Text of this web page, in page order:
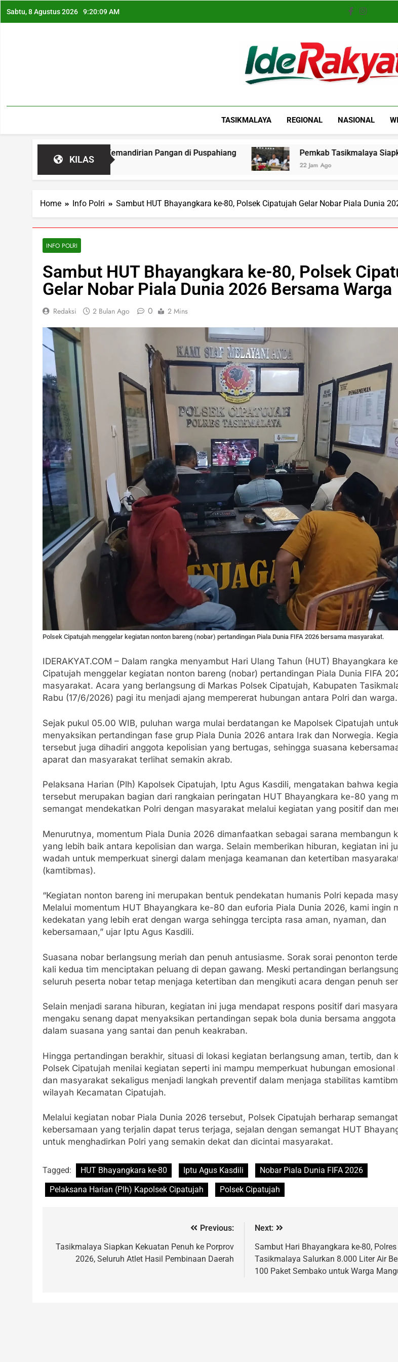
Sabtu, 8 Agustus 2026 9:20:10 AM
Iderakyat.com
TASIKMALAYA REGIONAL NASIONAL
KILAS
Jalan Kemandirian Pangan di Puspahiang Pemkab Tasikmalaya Siapkan Strategi
22 Jam Ago
Home Info Polri Sambut HUT Bhayangkara ke-80, Polsek Cipatujah Gelar Nobar Piala Dunia
INFO POLRI
Sambut HUT Bhayangkara ke-80, Polsek
Gelar Nobar Piala Dunia 2026 Bersama Warga
Redaksi 2 Bulan Ago 0 2 Mins
Polsek Cipatujah menggelar kegiatan nonton bareng (nobar) pertandingan Piala Dunia FIFA 2026 bersama masyarakat.
IDERAKYAT.COM – Dalam rangka menyambut Hari Ulang Tahun (HUT) Bhayangkara
Cipatujah menggelar kegiatan nonton bareng (nobar) pertandingan Piala Dunia FIFA
masyarakat. Acara yang berlangsung di Markas Polsek Cipatujah, Kabupaten
Rabu (17/6/2026) pagi itu menjadi ajang mempererat hubungan antara Polri dan warga.
Sejak pukul 05.00 WIB, puluhan warga mulai berdatangan ke Mapolsek Cipatujah
menyaksikan pertandingan fase grup Piala Dunia 2026 antara Irak dan Norwegia.
tersebut juga dihadiri anggota kepolisian yang bertugas, sehingga suasana
aparat dan masyarakat terlihat semakin akrab.
Pelaksana Harian (Plh) Kapolsek Cipatujah, Iptu Agus Kasdili, mengatakan bahwa
tersebut merupakan bagian dari rangkaian peringatan HUT Bhayangkara ke-80 yang
semangat mendekatkan Polri dengan masyarakat melalui kegiatan yang positif dan
Menurutnya, momentum Piala Dunia 2026 dimanfaatkan sebagai sarana membangun
yang lebih baik antara kepolisian dan warga. Selain memberikan hiburan, kegiatan ini
wadah untuk memperkuat sinergi dalam menjaga keamanan dan ketertiban
(kamtibmas).
“Kegiatan nonton bareng ini merupakan bentuk pendekatan humanis Polri kepada
Melalui momentum HUT Bhayangkara ke-80 dan euforia Piala Dunia 2026, kami ingin
kedekatan yang lebih erat dengan warga sehingga tercipta rasa aman, nyaman, dan
kebersamaan,” ujar Iptu Agus Kasdili.
Suasana nobar berlangsung meriah dan penuh antusiasme. Sorak sorai penonton
kali kedua tim menciptakan peluang di depan gawang. Meski pertandingan
seluruh peserta nobar tetap menjaga ketertiban dan mengikuti acara dengan penuh
Selain menjadi sarana hiburan, kegiatan ini juga mendapat respons positif dari
mengaku senang dapat menyaksikan pertandingan sepak bola dunia bersama anggota
dalam suasana yang santai dan penuh keakraban.
Hingga pertandingan berakhir, situasi di lokasi kegiatan berlangsung aman, tertib, dan
Polsek Cipatujah menilai kegiatan seperti ini mampu memperkuat hubungan emosional
dan masyarakat sekaligus menjadi langkah preventif dalam menjaga stabilitas
wilayah Kecamatan Cipatujah.
Melalui kegiatan nobar Piala Dunia 2026 tersebut, Polsek Cipatujah berharap semangat
kebersamaan yang terjalin dapat terus terjaga, sejalan dengan semangat HUT
untuk menghadirkan Polri yang semakin dekat dan dicintai masyarakat.
Tagged: HUT Bhayangkara ke-80 Iptu Agus Kasdili
Nobar Piala Dunia FIFA 2026
Pelaksana Harian (Plh) Kapolsek Cipatujah
Polsek Cipatujah
Previous:
Tasikmalaya Siapkan Kekuatan Penuh ke Porprov
2026, Seluruh Atlet Hasil Pembinaan Daerah
Next:
Sambut Hari Bhayangkara ke-80, Polres
Tasikmalaya Salurkan 8.000 Liter Air
100 Paket Sembako untuk Warga